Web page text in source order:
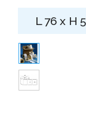
L 76 x H